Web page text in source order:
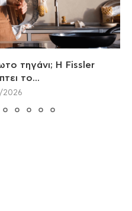
τηγάνι; Η Fissler
το...
2026